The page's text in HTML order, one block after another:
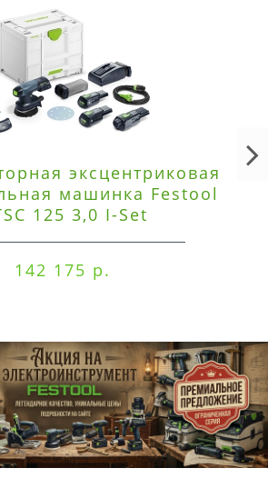
эксцентриковая
машинка Festool
125 3,0 I-Set
142 175 р.